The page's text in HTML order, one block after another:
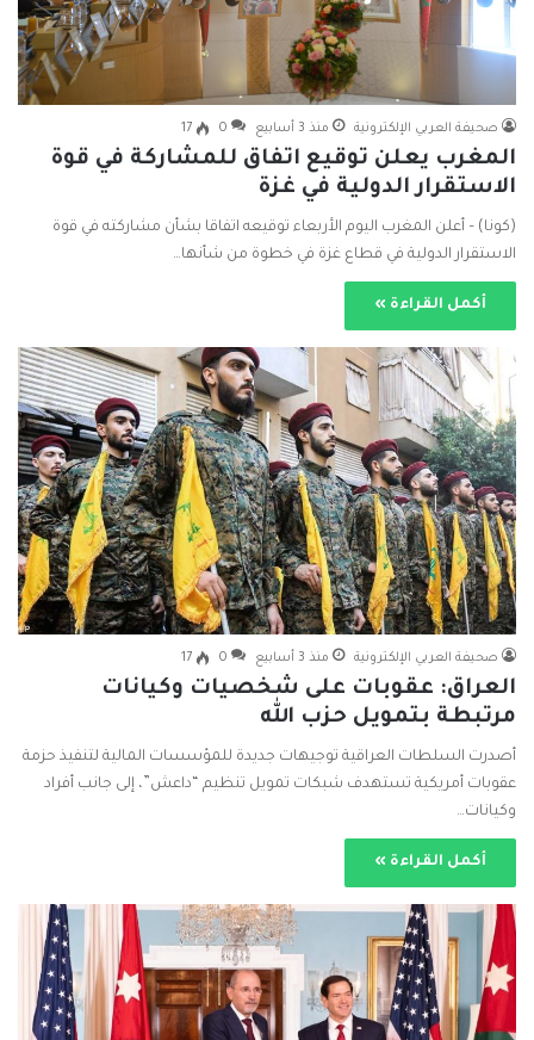
صحيفة العربي الإلكترونية منذ 3 أسابيع 0
17
المغرب يعلن توقيع اتفاق للمشاركة في قوة
الاستقرار الدولية في غزة
(كونا) – أعلن المغرب اليوم الأربعاء توقيعه اتفاقا بشأن مشاركته في قوة
الاستقرار الدولية في قطاع غزة في خطوة من شأنها…
أكمل القراءة »
صحيفة العربي الإلكترونية منذ 3 أسابيع 0
17
العراق: عقوبات على شخصيات وكيانات
مرتبطة بتمويل حزب الله
أصدرت السلطات العراقية توجيهات جديدة للمؤسسات المالية لتنفيذ حزمة
عقوبات أمريكية تستهدف شبكات تمويل تنظيم “داعش”، إلى جانب أفراد
وكيانات…
أكمل القراءة »